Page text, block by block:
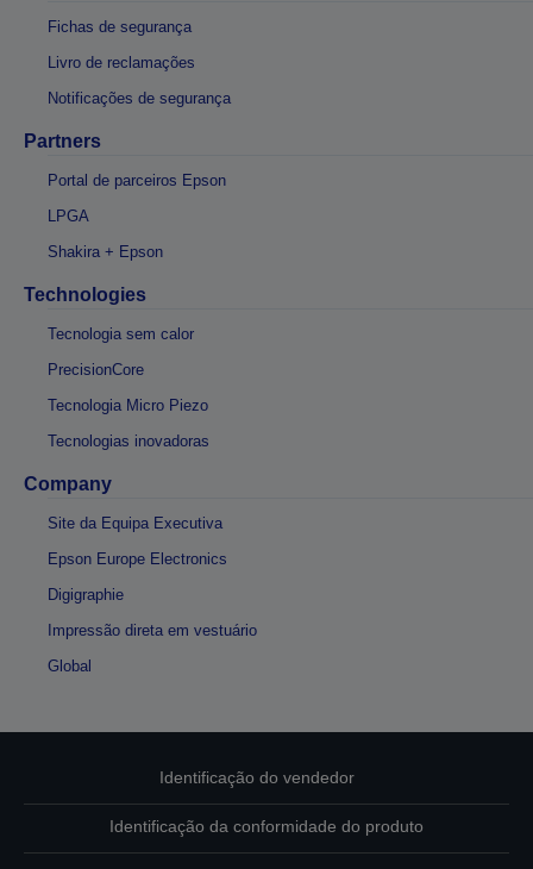
Fichas de segurança
Livro de reclamações
Notificações de segurança
Partners
Portal de parceiros Epson
LPGA
Shakira + Epson
Technologies
Tecnologia sem calor
PrecisionCore
Tecnologia Micro Piezo
Tecnologias inovadoras
Company
Site da Equipa Executiva
Epson Europe Electronics
Digigraphie
Impressão direta em vestuário
Global
Identificação do vendedor
Identificação da conformidade do produto